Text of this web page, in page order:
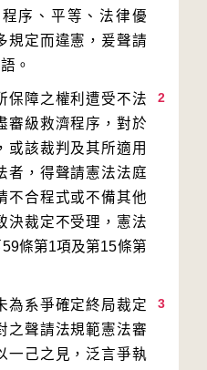
序、平等、法律優
規定而違憲，爰聲請
2
保障之權利遭受不法
審級救濟程序，對於
或該裁判及其所適用
者，得聲請憲法法庭
不合程式或不備其他
決裁定不受理，憲法
條第1項及第15條第
3
為系爭確定終局裁定
之聲請法規範憲法審
一己之見，泛言爭執